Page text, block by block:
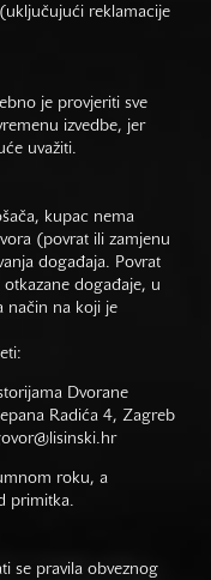
reklamacije
je provjeriti sve
izvedbe, jer
uvažiti.
kupac nema
(povrat ili zamjenu
događaja. Povrat
događaje, u
način na koji je
Dvorane
Radića 4, Zagreb
roku, a
primitka.
se pravila obveznog